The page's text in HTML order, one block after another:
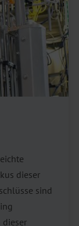
dieser
sind
dieser